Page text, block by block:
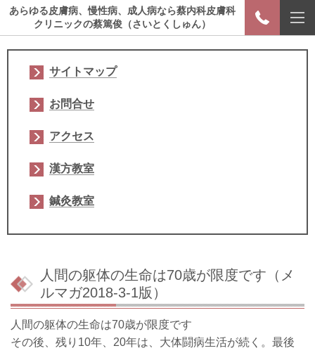
あらゆる皮膚病、慢性病、成人病なら蔡内科皮膚科
クリニックの蔡篤俊（さいとくしゅん）
サイトマップ
お問合せ
アクセス
漢方教室
鍼灸教室
人間の躯体の生命は70歳が限度です（メ
ルマガ2018-3-1版）
人間の躯体の生命は70歳が限度です
その後、残り10年、20年は、大体闘病生活が続く。最後